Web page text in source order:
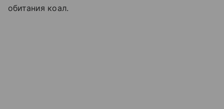
обитания коал.